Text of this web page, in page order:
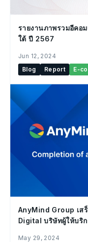
รายงานภาพรวมอีคอ
ใต้ ปี 2567
Jun 12, 2024
Blog
Report E-
AnyMind Group เส
Digital บริษัทผู้ให้บริ
May 29, 2024